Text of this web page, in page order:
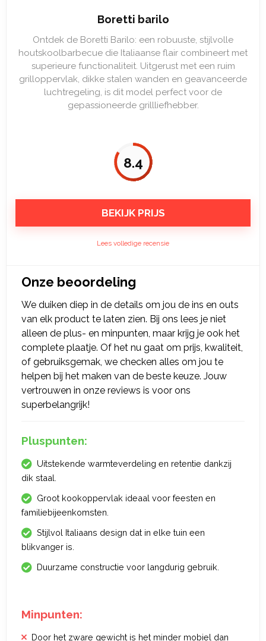
Boretti barilo
Ontdek de Boretti Barilo: een robuuste, stijlvolle
houtskoolbarbecue die Italiaanse flair combineert met
superieure functionaliteit. Uitgerust met een ruim
grilloppervlak, dikke stalen wanden en geavanceerde
luchtregeling, is dit model perfect voor de
gepassioneerde grillliefhebber.
8.4
BEKIJK PRIJS
Lees volledige recensie
Onze beoordeling
We duiken diep in de details om jou de ins en outs
van elk product te laten zien. Bij ons lees je niet
alleen de plus- en minpunten, maar krijg je ook het
complete plaatje. Of het nu gaat om prijs, kwaliteit,
of gebruiksgemak, we checken alles om jou te
helpen bij het maken van de beste keuze. Jouw
vertrouwen in onze reviews is voor ons
superbelangrijk!
Pluspunten:
Uitstekende warmteverdeling en retentie dankzij
dik staal.
Groot kookoppervlak ideaal voor feesten en
familiebijeenkomsten.
Stijlvol Italiaans design dat in elke tuin een
blikvanger is.
Duurzame constructie voor langdurig gebruik.
Minpunten:
Door het zware gewicht is het minder mobiel dan